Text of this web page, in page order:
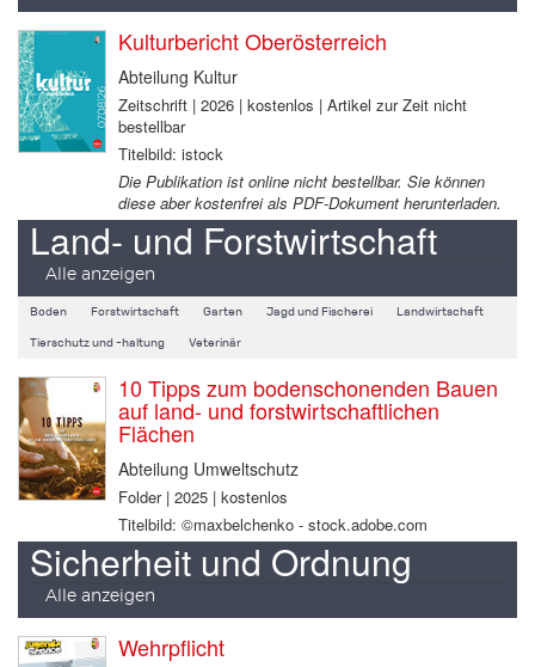
Kulturbericht Oberösterreich
Abteilung Kultur
Zeitschrift | 2026 | kostenlos | Artikel zur Zeit nicht
bestellbar
Titelbild: istock
Die Publikation ist online nicht bestellbar. Sie können
diese aber kostenfrei als PDF-Dokument herunterladen.
Land- und Forstwirtschaft
Alle anzeigen
Boden Forstwirtschaft Garten Jagd und Fischerei Landwirtschaft
Tierschutz und -haltung Veterinär
10 Tipps zum bodenschonenden Bauen
auf land- und forstwirtschaftlichen
Flächen
Abteilung Umweltschutz
Folder | 2025 | kostenlos
Titelbild: ©maxbelchenko - stock.adobe.com
Sicherheit und Ordnung
Alle anzeigen
Wehrpflicht